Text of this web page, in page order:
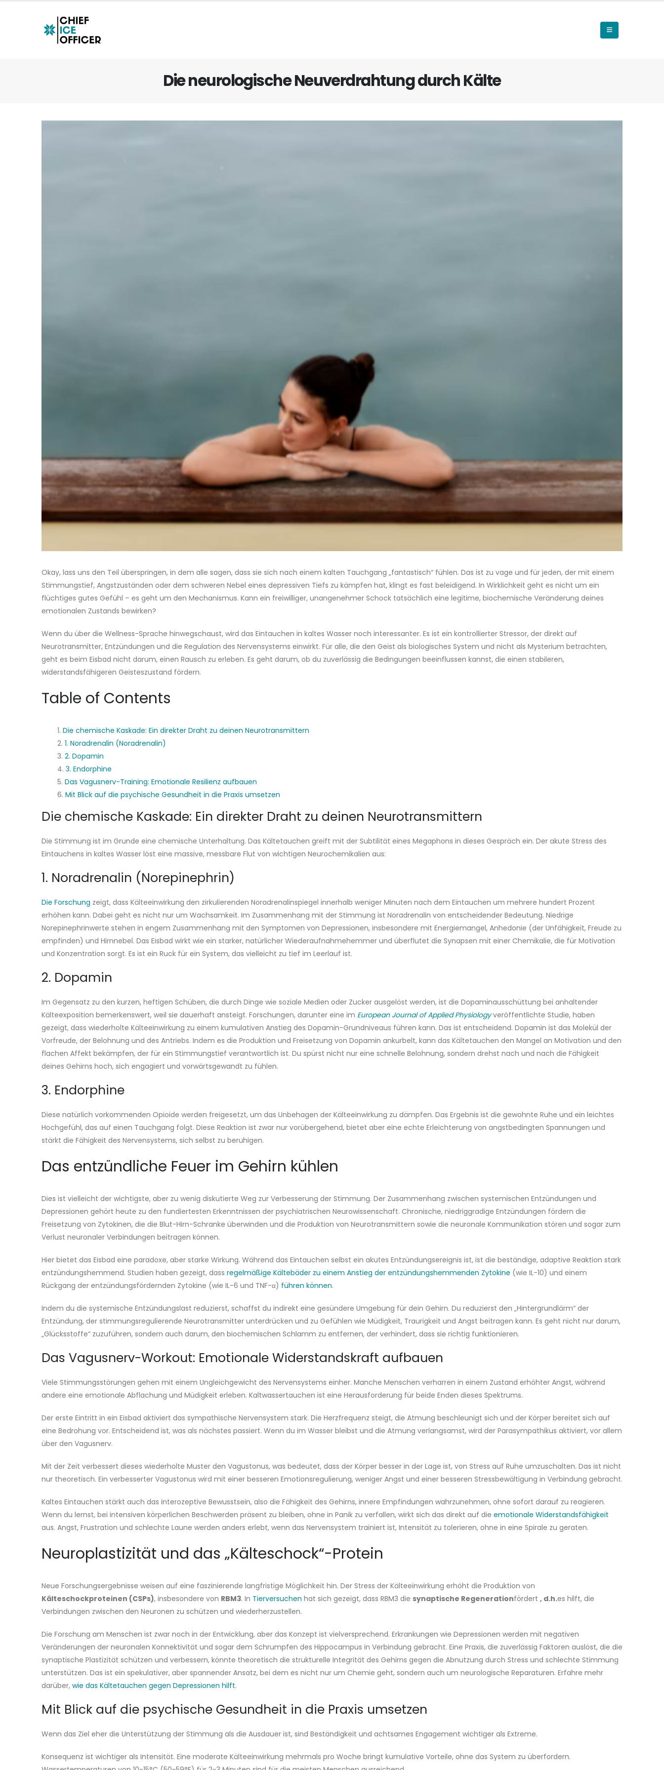
Die neurologische Neuverdrahtung durch Kälte
Okay, lass uns den Teil überspringen, in dem alle sagen, dass sie sich nach einem kalten Tauchgang „fantastisch“ fühlen. Das ist zu vage und für jeden, der mit einem
Stimmungstief, Angstzuständen oder dem schweren Nebel eines depressiven Tiefs zu kämpfen hat, klingt es fast beleidigend. In Wirklichkeit geht es nicht um ein
flüchtiges gutes Gefühl – es geht um den Mechanismus. Kann ein freiwilliger, unangenehmer Schock tatsächlich eine legitime, biochemische Veränderung deines
emotionalen Zustands bewirken?
Wenn du über die Wellness-Sprache hinwegschaust, wird das Eintauchen in kaltes Wasser noch interessanter. Es ist ein kontrollierter Stressor, der direkt auf
Neurotransmitter, Entzündungen und die Regulation des Nervensystems einwirkt. Für alle, die den Geist als biologisches System und nicht als Mysterium betrachten,
geht es beim Eisbad nicht darum, einen Rausch zu erleben. Es geht darum, ob du zuverlässig die Bedingungen beeinflussen kannst, die einen stabileren,
widerstandsfähigeren Geisteszustand fördern.
Table of Contents
Die chemische Kaskade: Ein direkter Draht zu deinen Neurotransmittern
1. Noradrenalin (Noradrenalin)
2. Dopamin
3. Endorphine
Das Vagusnerv-Training: Emotionale Resilienz aufbauen
Mit Blick auf die psychische Gesundheit in die Praxis umsetzen
Die chemische Kaskade: Ein direkter Draht zu deinen Neurotransmittern
Die Stimmung ist im Grunde eine chemische Unterhaltung. Das Kältetauchen greift mit der Subtilität eines Megaphons in dieses Gespräch ein. Der akute Stress des
Eintauchens in kaltes Wasser löst eine massive, messbare Flut von wichtigen Neurochemikalien aus:
1. Noradrenalin (Norepinephrin)
Die Forschung zeigt, dass Kälteeinwirkung den zirkulierenden Noradrenalinspiegel innerhalb weniger Minuten nach dem Eintauchen um mehrere hundert Prozent
erhöhen kann. Dabei geht es nicht nur um Wachsamkeit. Im Zusammenhang mit der Stimmung ist Noradrenalin von entscheidender Bedeutung. Niedrige
Norepinephrinwerte stehen in engem Zusammenhang mit den Symptomen von Depressionen, insbesondere mit Energiemangel, Anhedonie (der Unfähigkeit, Freude zu
empfinden) und Hirnnebel. Das Eisbad wirkt wie ein starker, natürlicher Wiederaufnahmehemmer und überflutet die Synapsen mit einer Chemikalie, die für Motivation
und Konzentration sorgt. Es ist ein Ruck für ein System, das vielleicht zu tief im Leerlauf ist.
2. Dopamin
Im Gegensatz zu den kurzen, heftigen Schüben, die durch Dinge wie soziale Medien oder Zucker ausgelöst werden, ist die Dopaminausschüttung bei anhaltender
Kälteexposition bemerkenswert, weil sie dauerhaft ansteigt. Forschungen, darunter eine im European Journal of Applied Physiologyveröffentlichte Studie, haben
gezeigt, dass wiederholte Kälteeinwirkung zu einem kumulativen Anstieg des Dopamin-Grundniveaus führen kann. Das ist entscheidend. Dopamin ist das Molekül der
Vorfreude, der Belohnung und des Antriebs. Indem es die Produktion und Freisetzung von Dopamin ankurbelt, kann das Kältetauchen den Mangel an Motivation und den
flachen Affekt bekämpfen, der für ein Stimmungstief verantwortlich ist. Du spürst nicht nur eine schnelle Belohnung, sondern drehst nach und nach die Fähigkeit
deines Gehirns hoch, sich engagiert und vorwärtsgewandt zu fühlen.
3. Endorphine
Diese natürlich vorkommenden Opioide werden freigesetzt, um das Unbehagen der Kälteeinwirkung zu dämpfen. Das Ergebnis ist die gewohnte Ruhe und ein leichtes
Hochgefühl, das auf einen Tauchgang folgt. Diese Reaktion ist zwar nur vorübergehend, bietet aber eine echte Erleichterung von angstbedingten Spannungen und
stärkt die Fähigkeit des Nervensystems, sich selbst zu beruhigen.
Das entzündliche Feuer im Gehirn kühlen
Dies ist vielleicht der wichtigste, aber zu wenig diskutierte Weg zur Verbesserung der Stimmung. Der Zusammenhang zwischen systemischen Entzündungen und
Depressionen gehört heute zu den fundiertesten Erkenntnissen der psychiatrischen Neurowissenschaft. Chronische, niedriggradige Entzündungen fördern die
Freisetzung von Zytokinen, die die Blut-Hirn-Schranke überwinden und die Produktion von Neurotransmittern sowie die neuronale Kommunikation stören und sogar zum
Verlust neuronaler Verbindungen beitragen können.
Hier bietet das Eisbad eine paradoxe, aber starke Wirkung. Während das Eintauchen selbst ein akutes Entzündungsereignis ist, ist die beständige, adaptive Reaktion stark
entzündungshemmend. Studien haben gezeigt, dass regelmäßige Kältebäder zu einem Anstieg der entzündungshemmenden Zytokine (wie IL-10) und einem
Rückgang der entzündungsfördernden Zytokine (wie IL-6 und TNF-α) führen können.
Indem du die systemische Entzündungslast reduzierst, schaffst du indirekt eine gesündere Umgebung für dein Gehirn. Du reduzierst den „Hintergrundlärm“ der
Entzündung, der stimmungsregulierende Neurotransmitter unterdrücken und zu Gefühlen wie Müdigkeit, Traurigkeit und Angst beitragen kann. Es geht nicht nur darum,
„Glücksstoffe“ zuzuführen, sondern auch darum, den biochemischen Schlamm zu entfernen, der verhindert, dass sie richtig funktionieren.
Das Vagusnerv-Workout: Emotionale Widerstandskraft aufbauen
Viele Stimmungsstörungen gehen mit einem Ungleichgewicht des Nervensystems einher. Manche Menschen verharren in einem Zustand erhöhter Angst, während
andere eine emotionale Abflachung und Müdigkeit erleben. Kaltwassertauchen ist eine Herausforderung für beide Enden dieses Spektrums.
Der erste Eintritt in ein Eisbad aktiviert das sympathische Nervensystem stark. Die Herzfrequenz steigt, die Atmung beschleunigt sich und der Körper bereitet sich auf
eine Bedrohung vor. Entscheidend ist, was als nächstes passiert. Wenn du im Wasser bleibst und die Atmung verlangsamst, wird der Parasympathikus aktiviert, vor allem
über den Vagusnerv.
Mit der Zeit verbessert dieses wiederholte Muster den Vagustonus, was bedeutet, dass der Körper besser in der Lage ist, von Stress auf Ruhe umzuschalten. Das ist nicht
nur theoretisch. Ein verbesserter Vagustonus wird mit einer besseren Emotionsregulierung, weniger Angst und einer besseren Stressbewältigung in Verbindung gebracht.
Kaltes Eintauchen stärkt auch das interozeptive Bewusstsein, also die Fähigkeit des Gehirns, innere Empfindungen wahrzunehmen, ohne sofort darauf zu reagieren.
Wenn du lernst, bei intensiven körperlichen Beschwerden präsent zu bleiben, ohne in Panik zu verfallen, wirkt sich das direkt auf die emotionale Widerstandsfähigkeit
aus. Angst, Frustration und schlechte Laune werden anders erlebt, wenn das Nervensystem trainiert ist, Intensität zu tolerieren, ohne in eine Spirale zu geraten.
Neuroplastizität und das „Kälteschock“-Protein
Neue Forschungsergebnisse weisen auf eine faszinierende langfristige Möglichkeit hin. Der Stress der Kälteeinwirkung erhöht die Produktion von
Kälteschockproteinen (CSPs), insbesondere von RBM3. In Tierversuchen hat sich gezeigt, dass RBM3 die synaptische Regenerationfördert , d.h.es hilft, die
Verbindungen zwischen den Neuronen zu schützen und wiederherzustellen.
Die Forschung am Menschen ist zwar noch in der Entwicklung, aber das Konzept ist vielversprechend. Erkrankungen wie Depressionen werden mit negativen
Veränderungen der neuronalen Konnektivität und sogar dem Schrumpfen des Hippocampus in Verbindung gebracht. Eine Praxis, die zuverlässig Faktoren auslöst, die die
synaptische Plastizität schützen und verbessern, könnte theoretisch die strukturelle Integrität des Gehirns gegen die Abnutzung durch Stress und schlechte Stimmung
unterstützen. Das ist ein spekulativer, aber spannender Ansatz, bei dem es nicht nur um Chemie geht, sondern auch um neurologische Reparaturen. Erfahre mehr
darüber, wie das Kältetauchen gegen Depressionen hilft.
Mit Blick auf die psychische Gesundheit in die Praxis umsetzen
Wenn das Ziel eher die Unterstützung der Stimmung als die Ausdauer ist, sind Beständigkeit und achtsames Engagement wichtiger als Extreme.
Konsequenz ist wichtiger als Intensität. Eine moderate Kälteeinwirkung mehrmals pro Woche bringt kumulative Vorteile, ohne das System zu überfordern.